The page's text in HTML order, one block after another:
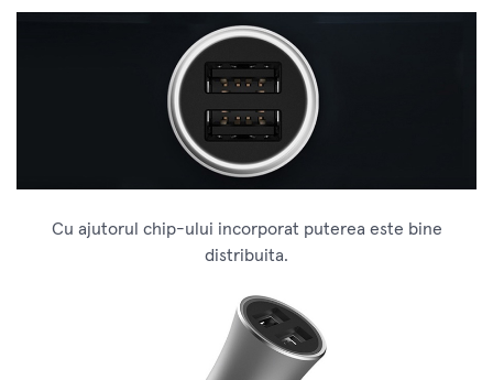
Cu ajutorul chip-ului incorporat puterea este bine
distribuita.